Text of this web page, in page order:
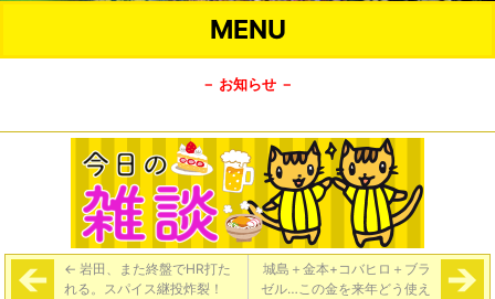
MENU
－ お知らせ －
← 岩田、また終盤でHR打た
れる。スパイス継投炸裂！
城島＋金本+コバヒロ＋ブラ
ゼル…この金を来年どう使え